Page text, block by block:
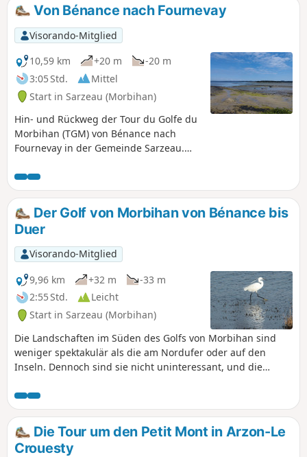
Von Bénance nach Fournevay
Visorando-Mitglied
10,59 km
+20 m
-20 m
3:05 Std.
Mittel
Start in Sarzeau (Morbihan)
Hin- und Rückweg der Tour du Golfe du
Morbihan (TGM) von Bénance nach
Fournevay in der Gemeinde Sarzeau.
Bailleron, Tascon, Iluric, Ilur und Arz im
Hintergrund. Die Küste ist auf der
Strecke überwiegend schlammig,
besonders in den Buchten. Im Winter
und Frühling gibt es zahlreiche Vögel zu
beobachten! Von November bis April
sind viele Abschnitte des Weges nach
Regenfällen sehr matschig.
Der Golf von Morbihan von Bénance bis
Duer
Visorando-Mitglied
9,96 km
+32 m
-33 m
2:55 Std.
Leicht
Start in Sarzeau (Morbihan)
Die Landschaften im Süden des Golfs von Morbihan sind
weniger spektakulär als die am Nordufer oder auf den
Inseln. Dennoch sind sie nicht uninteressant, und die
Golfseite säumen, verdeutlicht diesen Reiz.
Die Tour um den Petit Mont in Arzon-Le
Crouesty